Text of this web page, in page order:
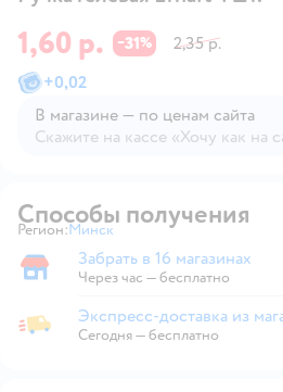
1,60 р. −31%
2,35 р.
+0,02
В магазине — по ценам сайта
Скажите на кассе «Хочу как на
Способы получения
Регион: Выбор адреса доставки.
Минск
Забрать в магазине
Забрать в 16 магазинах
Через час — бесплатно
Экспресс-доставка из магазина
Экспресс-доставка из
Сегодня—бесплатно